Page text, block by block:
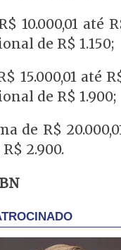
10.000,01 até
de R$ 1.150;
15.000,01 até
de R$ 1.900;
de R$
2.900.